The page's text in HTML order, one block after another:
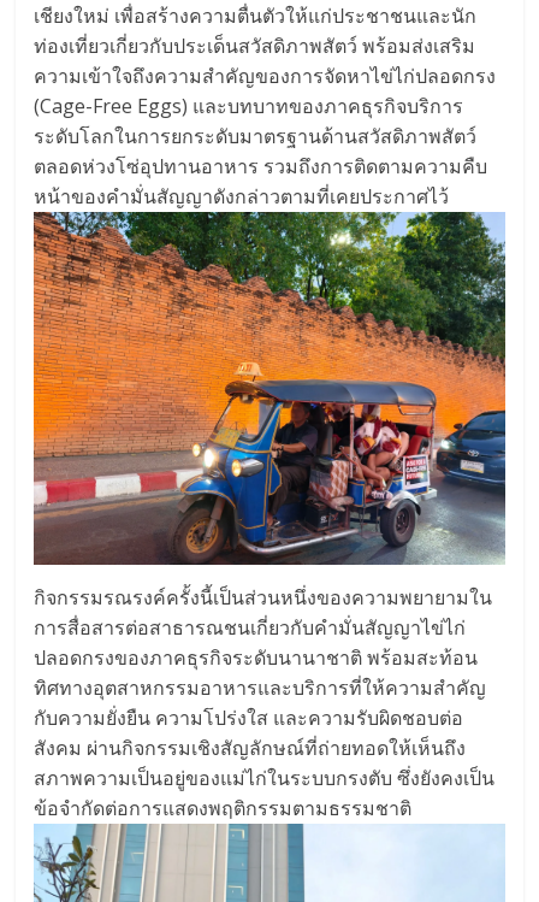
เชียงใหม่ เพื่อสร้างความตื่นตัวให้แก่ประชาชนและนัก
ท่องเที่ยวเกี่ยวกับประเด็นสวัสดิภาพสัตว์ พร้อมส่งเสริม
ความเข้าใจถึงความสำคัญของการจัดหาไข่ไก่ปลอดกรง
(Cage-Free Eggs) และบทบาทของภาคธุรกิจบริการ
ระดับโลกในการยกระดับมาตรฐานด้านสวัสดิภาพสัตว์
ตลอดห่วงโซ่อุปทานอาหาร รวมถึงการติดตามความคืบ
หน้าของคำมั่นสัญญาดังกล่าวตามที่เคยประกาศไว้
กิจกรรมรณรงค์ครั้งนี้เป็นส่วนหนึ่งของความพยายามใน
การสื่อสารต่อสาธารณชนเกี่ยวกับคำมั่นสัญญาไข่ไก่
ปลอดกรงของภาคธุรกิจระดับนานาชาติ พร้อมสะท้อน
ทิศทางอุตสาหกรรมอาหารและบริการที่ให้ความสำคัญ
กับความยั่งยืน ความโปร่งใส และความรับผิดชอบต่อ
สังคม ผ่านกิจกรรมเชิงสัญลักษณ์ที่ถ่ายทอดให้เห็นถึง
สภาพความเป็นอยู่ของแม่ไก่ในระบบกรงตับ ซึ่งยังคงเป็น
ข้อจำกัดต่อการแสดงพฤติกรรมตามธรรมชาติ